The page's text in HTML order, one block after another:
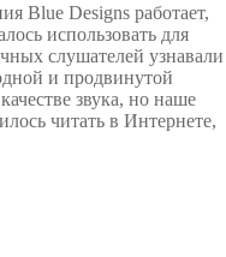
Blue Designs работает,
использовать для
слушателей узнавали
и продвинутой
звука, но наше
читать в Интернете,